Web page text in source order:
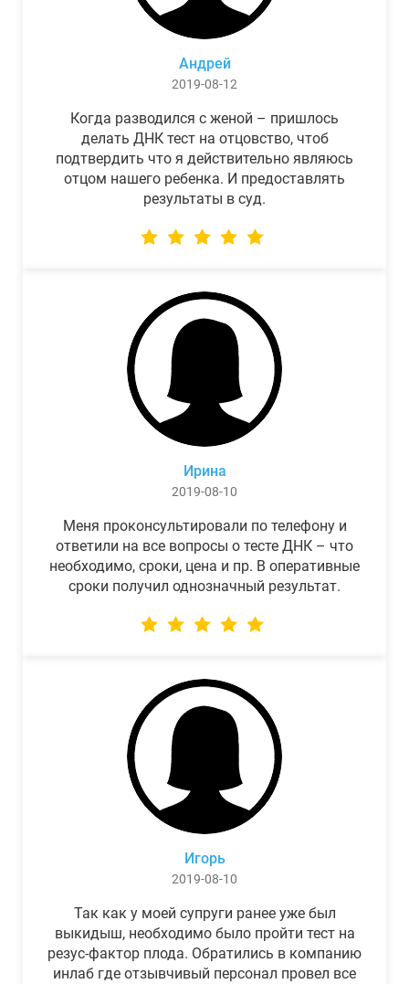
Андрей
2019-08-12
Когда разводился с женой – пришлось
делать ДНК тест на отцовство, чтоб
подтвердить что я действительно являюсь
отцом нашего ребенка. И предоставлять
результаты в суд.
Ирина
2019-08-10
Меня проконсультировали по телефону и
ответили на все вопросы о тесте ДНК – что
необходимо, сроки, цена и пр. В оперативные
сроки получил однозначный результат.
Игорь
2019-08-10
Так как у моей супруги ранее уже был
выкидыш, необходимо было пройти тест на
резус-фактор плода. Обратились в компанию
инлаб где отзывчивый персонал провел все